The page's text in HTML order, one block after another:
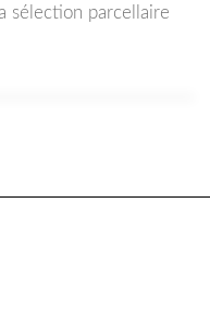
sélection parcellaire